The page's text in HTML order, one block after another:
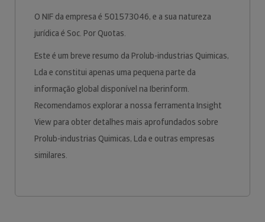
O NIF da empresa é 501573046, e a sua natureza
jurídica é Soc. Por Quotas.
Este é um breve resumo da Prolub-industrias Quimicas,
Lda e constitui apenas uma pequena parte da
informação global disponível na Iberinform.
Recomendamos explorar a nossa ferramenta Insight
View para obter detalhes mais aprofundados sobre
Prolub-industrias Quimicas, Lda e outras empresas
similares.